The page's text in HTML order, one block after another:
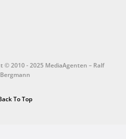
© 2010 - 2025 MediaAgenten – Ralf
Bergmann
To Top